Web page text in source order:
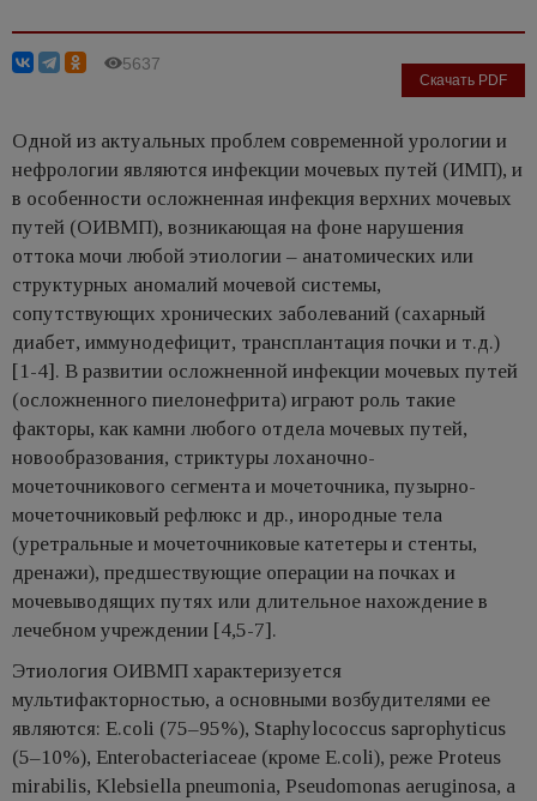
5637
Скачать PDF
Одной из актуальных проблем современной урологии и
нефрологии являются инфекции мочевых путей (ИМП), и
в особенности осложненная инфекция верхних мочевых
путей (ОИВМП), возникающая на фоне нарушения
оттока мочи любой этиологии – анатомических или
структурных аномалий мочевой системы,
сопутствующих хронических заболеваний (сахарный
диабет, иммунодефицит, трансплантация почки и т.д.)
[1-4]. В развитии осложненной инфекции мочевых путей
(осложненного пиелонефрита) играют роль такие
факторы, как камни любого отдела мочевых путей,
новообразования, стриктуры лоханочно-
мочеточникового сегмента и мочеточника, пузырно-
мочеточниковый рефлюкс и др., инородные тела
(уретральные и мочеточниковые катетеры и стенты,
дренажи), предшествующие операции на почках и
мочевыводящих путях или длительное нахождение в
лечебном учреждении [4,5-7].
Этиология ОИВМП характеризуется
мультифакторностью, а основными возбудителями ее
являются: E.coli (75–95%), Staphylococcus saprophyticus
(5–10%), Enterobacteriaceae (кроме E.coli), реже Proteus
mirabilis, Klebsiella pneumonia, Pseudomonas aeruginosa, а